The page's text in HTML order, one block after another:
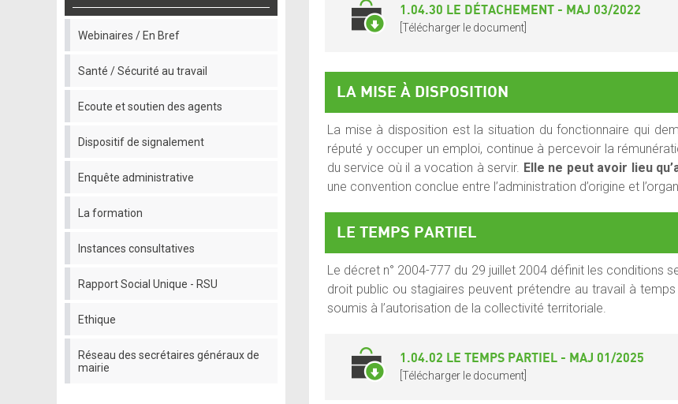
Webinaires / En Bref
Santé / Sécurité au travail
Ecoute et soutien des agents
Dispositif de signalement
Enquête administrative
La formation
Instances consultatives
Rapport Social Unique - RSU
Ethique
Réseau des secrétaires généraux de
mairie
1.04.30 LE DÉTACHEMENT - MAJ 03/2022
[Télécharger le document]
LA MISE À DISPOSITION
La mise à disposition est la situation du fonctionnaire qui
réputé y occuper un emploi, continue à percevoir la
du service où il a vocation à servir. Elle ne peut avoir lieu
une convention conclue entre l’administration d’origine et
LE TEMPS PARTIEL
Le décret n° 2004-777 du 29 juillet 2004 définit les conditions
droit public ou stagiaires peuvent prétendre au travail à
soumis à l’autorisation de la collectivité territoriale.
1.04.02 LE TEMPS PARTIEL - MAJ 01/2025
[Télécharger le document]